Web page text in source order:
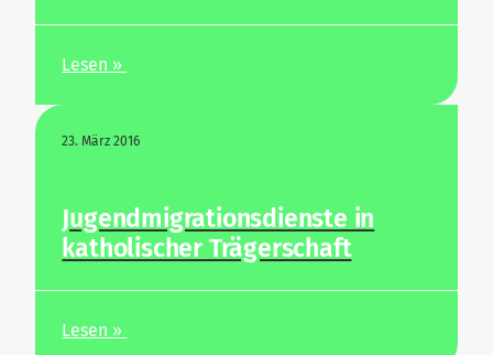
Lesen »
23. März 2016
Jugend­mi­gra­ti­ons­dienste in
katho­li­scher Trägerschaft
Lesen »